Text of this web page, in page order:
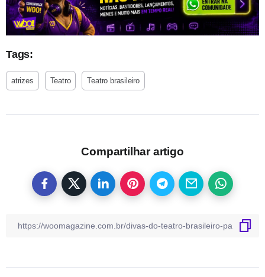
Tags:
atrizes Teatro Teatro brasileiro
Compartilhar artigo